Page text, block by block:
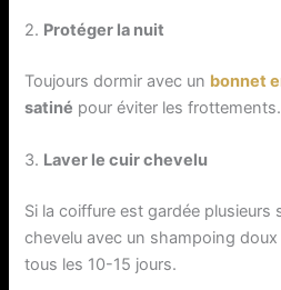
2. Protéger la nuit
Toujours dormir avec un bonnet
satiné pour éviter les frottements.
3. Laver le cuir chevelu
Si la coiffure est gardée
chevelu avec un shampoing
tous les 10-15 jours.